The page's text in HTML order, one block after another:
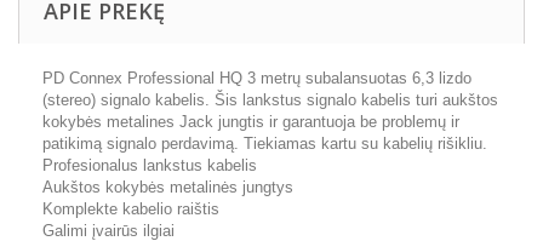
APIE PREKĘ
PD Connex Professional HQ 3 metrų subalansuotas 6,3 lizdo
(stereo) signalo kabelis. Šis lankstus signalo kabelis turi aukštos
kokybės metalines Jack jungtis ir garantuoja be problemų ir
patikimą signalo perdavimą. Tiekiamas kartu su kabelių rišikliu.
Profesionalus lankstus kabelis
Aukštos kokybės metalinės jungtys
Komplekte kabelio raištis
Galimi įvairūs ilgiai